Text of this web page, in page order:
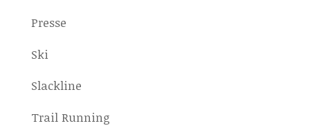
Presse
Ski
Slackline
Trail Running